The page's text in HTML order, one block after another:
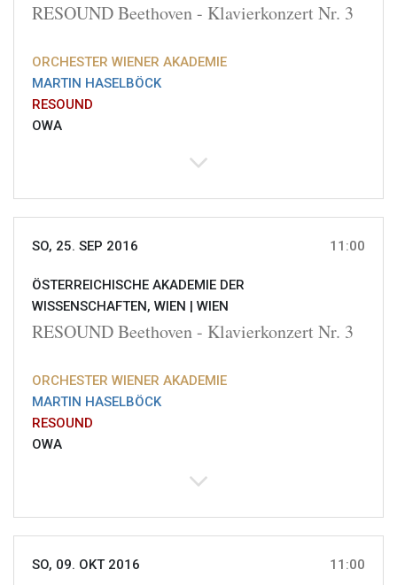
RESOUND Beethoven - Klavierkonzert Nr. 3
ORCHESTER WIENER AKADEMIE
MARTIN HASELBÖCK
RESOUND
OWA
SO, 25. SEP 2016 11:00
ÖSTERREICHISCHE AKADEMIE DER
WISSENSCHAFTEN, WIEN | WIEN
RESOUND Beethoven - Klavierkonzert Nr. 3
ORCHESTER WIENER AKADEMIE
MARTIN HASELBÖCK
RESOUND
OWA
SO, 09. OKT 2016 11:00